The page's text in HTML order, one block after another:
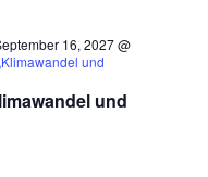
und
16, 2027 @
und